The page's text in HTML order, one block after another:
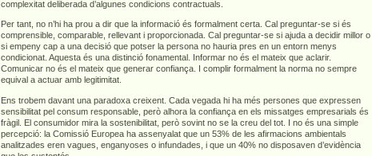
complexitat deliberada d’algunes condicions contractuals.
Per tant, no n’hi ha prou a dir que la informació és formalment certa. Cal preguntar-se si és
comprensible, comparable, rellevant i proporcionada. Cal preguntar-se si ajuda a decidir millor o
si empeny cap a una decisió que potser la persona no hauria pres en un entorn menys
condicionat. Aquesta és una distinció fonamental. Informar no és el mateix que aclarir.
Comunicar no és el mateix que generar confiança. I complir formalment la norma no sempre
equival a actuar amb legitimitat.
Ens trobem davant una paradoxa creixent. Cada vegada hi ha més persones que expressen
sensibilitat pel consum responsable, però alhora la confiança en els missatges empresarials és
fràgil. El consumidor mira la sostenibilitat, però sovint no se la creu del tot. I no és una simple
percepció: la Comissió Europea ha assenyalat que un 53% de les afirmacions ambientals
analitzades eren vagues, enganyoses o infundades, i que un 40% no disposaven d’evidència